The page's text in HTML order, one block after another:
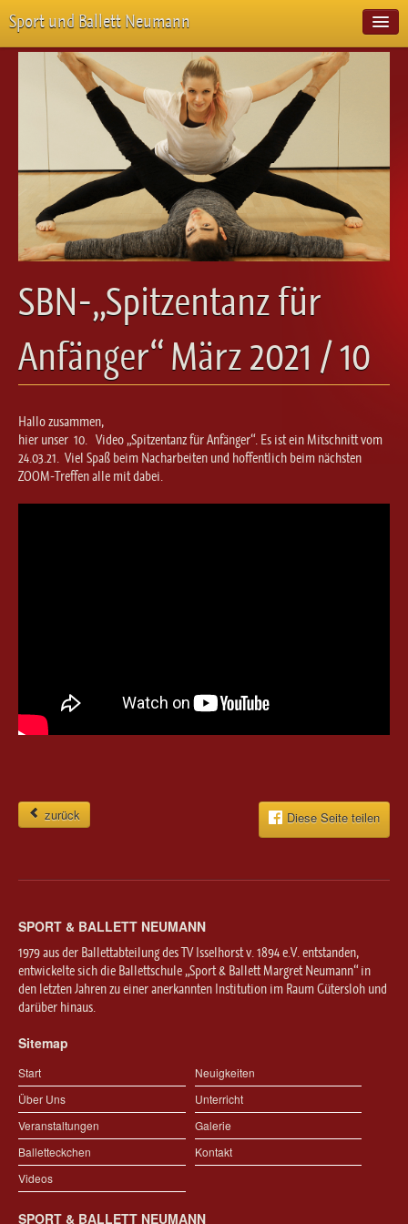
Sport und Ballett Neumann
Start
Neuigkeiten
Über Uns
Veranstaltungen
Emotion Pur
Meisterschaften
Projekte
Vorstellungen
Workshops
Galerie
Kontakt
Videos
Ballett für Erwachsene / Jugendliche
Kreative Früherziehung / Kinderballett
Modern / Jazz / Contemporary
SBN-„Spitzentanz für
Anfänger“ März 2021 / 10
Hallo zusammen,
hier unser 10. Video „Spitzentanz für Anfänger“. Es ist ein Mitschnitt vom
24.03.21. Viel Spaß beim Nacharbeiten und hoffentlich beim nächsten
ZOOM-Treffen alle mit dabei.
zurück Diese Seite teilen
SPORT & BALLETT NEUMANN
1979 aus der Ballettabteilung des TV Isselhorst v. 1894 e.V. entstanden,
entwickelte sich die Ballettschule „Sport & Ballett Margret Neumann“ in
den letzten Jahren zu einer anerkannten Institution im Raum Gütersloh und
darüber hinaus.
Sitemap
Start
Neuigkeiten
Über Uns
Unterricht
Veranstaltungen
Galerie
Balletteckchen
Kontakt
Videos
SPORT & BALLETT NEUMANN